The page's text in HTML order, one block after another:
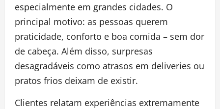
especialmente em grandes cidades. O
principal motivo: as pessoas querem
praticidade, conforto e boa comida – sem dor
de cabeça. Além disso, surpresas
desagradáveis como atrasos em deliveries ou
pratos frios deixam de existir.
Clientes relatam experiências extremamente